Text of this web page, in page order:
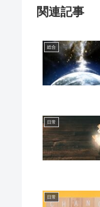
関連記事
総合
日常
日常